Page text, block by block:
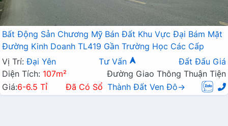
Bất Động Sản Chương Mỹ Bán Đất Khu Vực Đại Bám Mặt
Đường Kinh Doanh TL419 Gần Trường Học Các Cấp
Vị Trí: Đại Yên Tư Vấn
Đất Đấu Giá
Diện Tích: 107m²
Đường Giao Thông Thuận Tiện
Giá:6-6.5 Tỉ Đã Có Sổ Thành Đất Ven Đô→